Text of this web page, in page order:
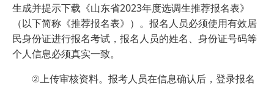
生成并提示下载《山东省2023年度选调生推荐报名表》
（以下简称《推荐报名表》）。报名人员必须使用有效居
民身份证进行报名考试，报名人员的姓名、身份证号码等
个人信息必须真实一致。
②上传审核资料。报考人员在信息确认后，登录报名